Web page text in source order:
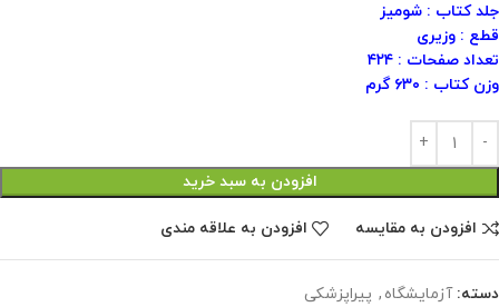
جلد کتاب : شومیز
قطع : وزیری
تعداد صفحات : ۴۲۴
وزن کتاب : ۶۳۰ گرم
افزودن به سبد خرید
افزودن به مقایسه افزودن به علاقه مندی
دسته: آزمایشگاه , پیراپزشکی